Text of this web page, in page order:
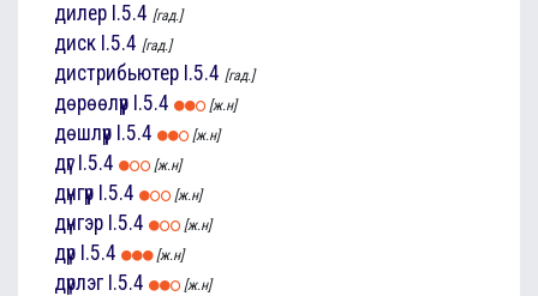
дилер I.5.4 [гад.]
диск I.5.4 [гад.]
дистрибьютер I.5.4 [гад.]
дөрөөлүүр I.5.4 [ж.н]
дөшлүүр I.5.4 [ж.н]
дүг I.5.4 [ж.н]
дүнгүүр I.5.4 [ж.н]
дүнгэр I.5.4 [ж.н]
дүр I.5.4 [ж.н]
дүрлэг I.5.4 [ж.н]